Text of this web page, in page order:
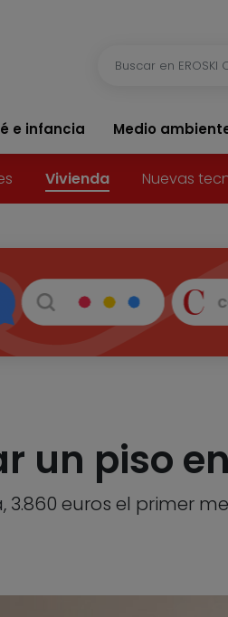
e infancia Medio
Vivienda Nuevas
un piso
euros el primer